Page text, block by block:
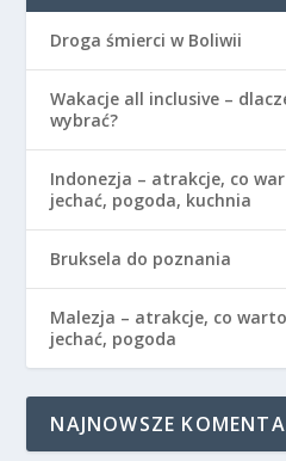
Droga śmierci w Boliwii
Wakacje all inclusive –
wybrać?
Indonezja – atrakcje, co
jechać, pogoda, kuchnia
Bruksela do poznania
Malezja – atrakcje, co
jechać, pogoda
NAJNOWSZE